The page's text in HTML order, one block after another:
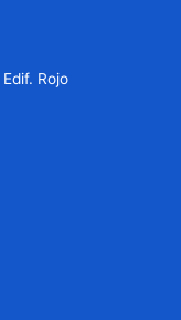
Rojo